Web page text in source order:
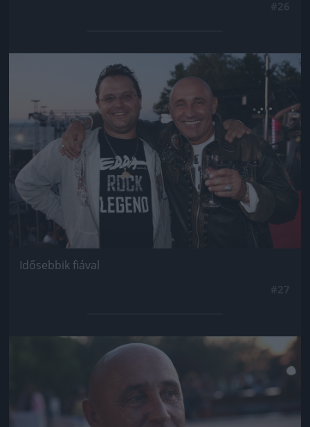
Jön még kép!
Idősebbik fiával
Jön még kép!